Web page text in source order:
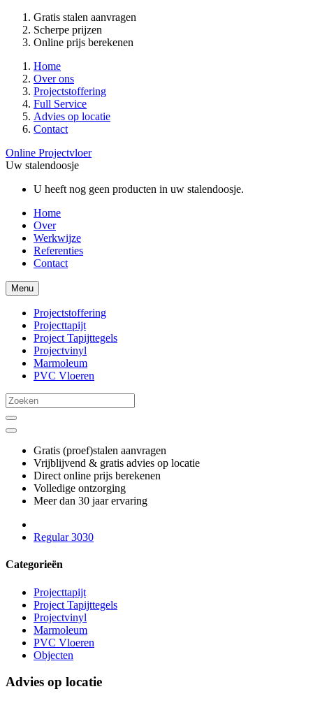
Gratis stalen aanvragen
Scherpe prijzen
Online prijs berekenen
Home
Over ons
Projectstoffering
Full Service
Advies op locatie
Contact
Online Projectvloer
Uw stalendoosje
U heeft nog geen producten in uw stalendoosje.
Home
Over
Werkwijze
Referenties
Contact
Menu
Projectstoffering
Projecttapijt
Project Tapijttegels
Projectvinyl
Marmoleum
PVC Vloeren
Gratis (proef)stalen aanvragen
Vrijblijvend & gratis advies op locatie
Direct online prijs berekenen
Volledige ontzorging
Meer dan 30 jaar ervaring
Regular 3030
Categorieën
Projecttapijt
Project Tapijttegels
Projectvinyl
Marmoleum
PVC Vloeren
Objecten
Advies op locatie